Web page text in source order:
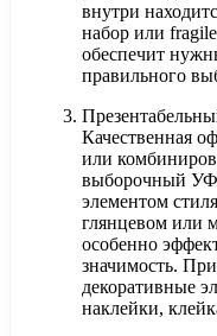
внутри
набор или
обеспечит
правильного
Качественная
или
выборочный
элементом
глянцевом или
особенно
значимость.
декоративные
наклейки,